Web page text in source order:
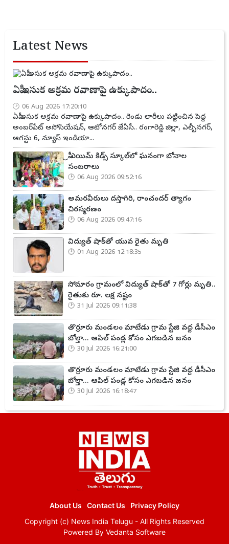
Latest News
ఏపీ ఇసుక అక్రమ రవాణాపై ఉక్కుపాదం..
06 Aug 2026 17:20:10
ఏపీ ఇసుక అక్రమ రవాణాపై ఉక్కుపాదం.. రెండు లారీలు పట్టించిన పెద్ద
అంబర్‌పేట్ అసోసియేషన్, ఆటోనగర్ జేఏసీ.. రంగారెడ్డి జిల్లా, ఎల్బీనగర్,
ఆగస్టు 6, న్యూస్ ఇండియా...
ప్రీ ఎయిమ్ కిడ్స్ స్కూల్‌లో ఘనంగా బోనాల
సంబరాలు
06 Aug 2026 09:52:16
అమరవీరులు దస్తాగిరి, రాంచందర్ త్యాగం
చిరస్మరణం
06 Aug 2026 09:47:16
విద్యుత్ షాక్‌తో యువ రైతు మృతి
01 Aug 2026 12:18:35
సోమారం గ్రామంలో విద్యుత్ షాక్‌తో 7 గోర్లు మృతి..
రైతుకు రూ. లక్ష నష్టం
31 Jul 2026 09:11:38
తొర్రూరు మండలం మాటేడు గ్రామ స్టేజి వద్ద డీసీఎం
బోల్తా... ఆపిల్ పండ్ల కోసం ఎగబడిన జనం
30 Jul 2026 16:21:00
తొర్రూరు మండలం మాటేడు గ్రామ స్టేజి వద్ద డీసీఎం
బోల్తా... ఆపిల్ పండ్ల కోసం ఎగబడిన జనం
30 Jul 2026 16:18:47
About Us Contact Us
Privacy Policy
Copyright (c) News India Telugu - All Rights Reserved
Powered By Vedanta Software